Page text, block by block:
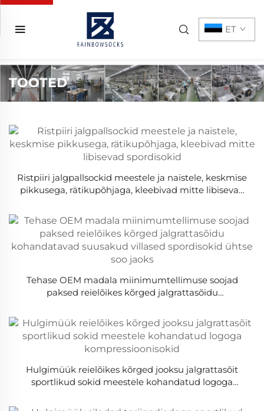
ET
TOOTED
Ristpiiri jalgpallsockid meestele ja naistele, keskmise
pikkusega, rätikupõhjaga, kleebivad mitte libisevad
Tehase OEM madala miinimumtellimuse soojad
paksed reielõikes kõrged jalgrattasõidu
soo jaoks
Hulgimüük reielõikes kõrged jooksu jalgrattasõit
sportlikud sokid meestele kohandatud logoga